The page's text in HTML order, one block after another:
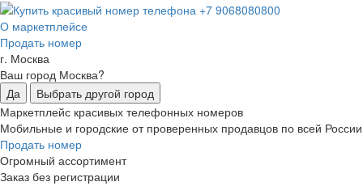
О маркетплейсе
Продать номер
г. Москва
Ваш город Москва?
Да
Выбрать другой город
Маркетплейс красивых телефонных номеров
Мобильные и городские от проверенных продавцов по всей России
Продать номер
Огромный ассортимент
Заказ без регистрации